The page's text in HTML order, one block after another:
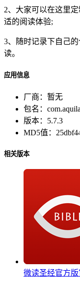
2、大家可以在这里
适的阅读体验;
3、随时记录下自己
读。
应用信息
厂商： 暂无
包名：
版本： 5.7.3
MD5值：
相关版本
微读圣经官方版